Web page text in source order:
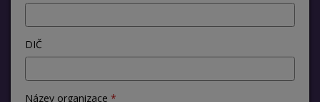
DIČ
Název organizace